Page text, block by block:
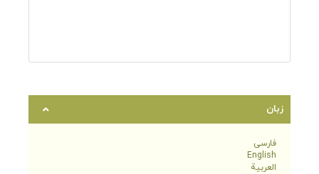
زبان
فارسی
English
العربية